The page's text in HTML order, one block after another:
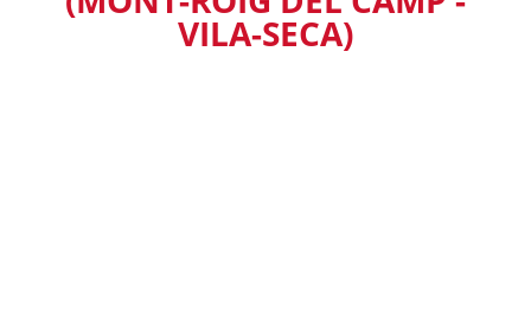
VILA-SECA)